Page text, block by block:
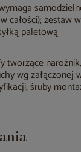
całości); zestaw
paletową
tworzące
wg załączonej
śruby